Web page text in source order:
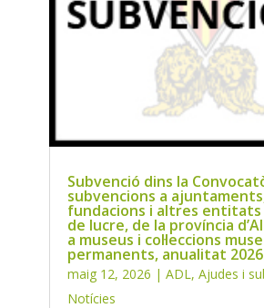
Subvenció dins la
subvencions a
fundacions i altres entitats
de lucre, de la província
a museus i col·leccions
permanents, anualitat
maig 12, 2026 | ADL , Ajudes i
Notícies